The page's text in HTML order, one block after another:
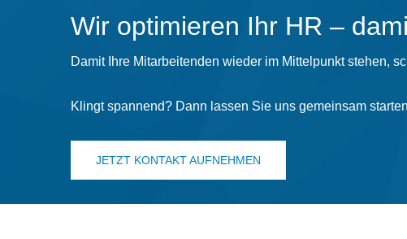
Wir optimieren Ihr HR –
Damit Ihre Mitarbeitenden wieder im Mittelpunkt stehen,
Klingt spannend? Dann lassen Sie uns gemeinsam
JETZT KONTAKT AUFNEHMEN